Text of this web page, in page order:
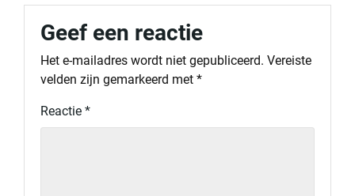
Geef een reactie
Het e-mailadres wordt niet gepubliceerd. Vereiste
velden zijn gemarkeerd met *
Reactie *